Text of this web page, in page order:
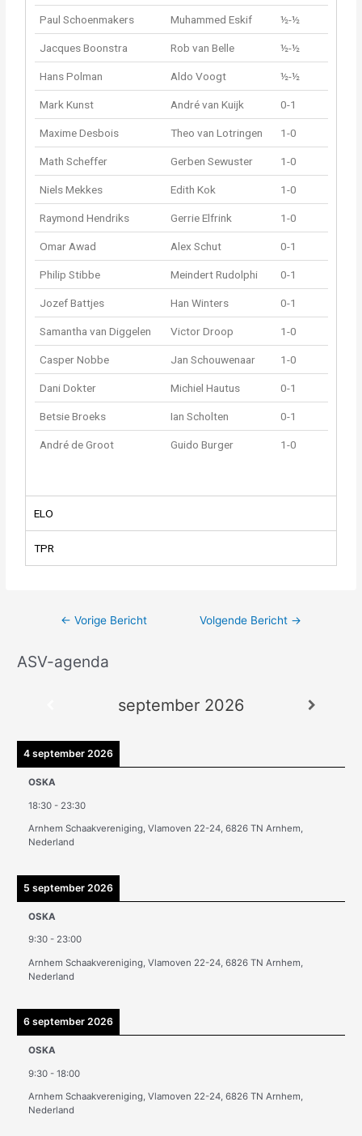
Paul Schoenmakers Muhammed Eskif ½-½
Jacques Boonstra Rob van Belle ½-½
Hans Polman Aldo Voogt ½-½
Mark Kunst André van Kuijk 0-1
Maxime Desbois Theo van Lotringen 1-0
Math Scheffer Gerben Sewuster 1-0
Niels Mekkes Edith Kok 1-0
Raymond Hendriks Gerrie Elfrink 1-0
Omar Awad Alex Schut 0-1
Philip Stibbe Meindert Rudolphi 0-1
Jozef Battjes Han Winters 0-1
Samantha van Diggelen Victor Droop 1-0
Casper Nobbe Jan Schouwenaar 1-0
Dani Dokter Michiel Hautus 0-1
Betsie Broeks Ian Scholten 0-1
André de Groot Guido Burger 1-0
ELO
TPR
← Vorige Bericht Volgende Bericht →
ASV-agenda
september 2026
4 september 2026
OSKA
18:30 - 23:30
Arnhem Schaakvereniging, Vlamoven 22-24, 6826 TN Arnhem,
Nederland
5 september 2026
OSKA
9:30 - 23:00
Arnhem Schaakvereniging, Vlamoven 22-24, 6826 TN Arnhem,
Nederland
6 september 2026
OSKA
9:30 -18:00
Arnhem Schaakvereniging, Vlamoven 22-24, 6826 TN Arnhem,
Nederland
A
e